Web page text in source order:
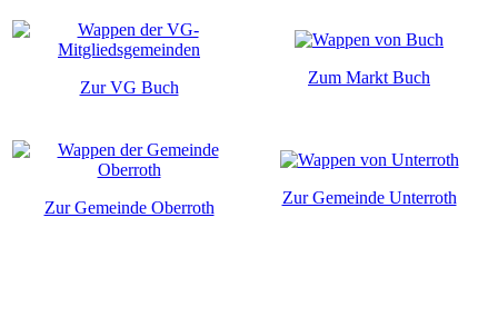
Zur VG Buch
Zum Markt Buch
Zur Gemeinde Oberroth
Zur Gemeinde Unterroth